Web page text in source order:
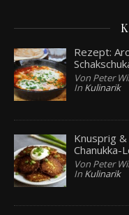
Rezept:
Von Peter
In Kulinarik
Knusprig
Chanukka-
Von Peter
In Kulinarik